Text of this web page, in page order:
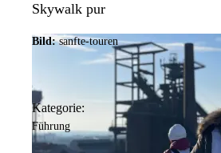
Skywalk pur
Bild: sanfte-touren
Kategorie:
Führung